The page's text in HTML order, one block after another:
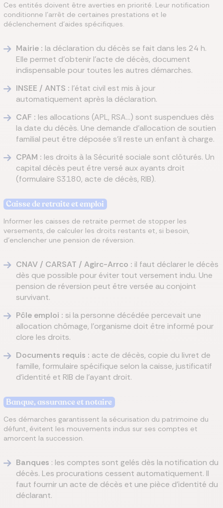
Ces entités doivent être averties en priorité. Leur notification
conditionne l’arrêt de certaines prestations et le
déclenchement d’aides spécifiques.
Mairie : la déclaration du décès se fait dans les 24 h.
Elle permet d’obtenir l’acte de décès, document
indispensable pour toutes les autres démarches.
INSEE / ANTS : l’état civil est mis à jour
automatiquement après la déclaration.
CAF : les allocations (APL, RSA…) sont suspendues dès
la date du décès. Une demande d’allocation de soutien
familial peut être déposée s’il reste un enfant à charge.
CPAM : les droits à la Sécurité sociale sont clôturés. Un
capital décès peut être versé aux ayants droit
(formulaire S3180, acte de décès, RIB).
Caisse de retraite et emploi
Informer les caisses de retraite permet de stopper les
versements, de calculer les droits restants et, si besoin,
d’enclencher une pension de réversion.
CNAV / CARSAT / Agirc-Arrco : il faut déclarer le décès
dès que possible pour éviter tout versement indu. Une
pension de réversion peut être versée au conjoint
survivant.
Pôle emploi : si la personne décédée percevait une
allocation chômage, l’organisme doit être informé pour
clore les droits.
Documents requis : acte de décès, copie du livret de
famille, formulaire spécifique selon la caisse, justificatif
d’identité et RIB de l’ayant droit.
Banque, assurance et notaire
Ces démarches garantissent la sécurisation du patrimoine du
défunt, évitent les mouvements indus sur ses comptes et
amorcent la succession.
Banques : les comptes sont gelés dès la notification du
décès. Les procurations cessent automatiquement. Il
faut fournir un acte de décès et une pièce d’identité du
déclarant.